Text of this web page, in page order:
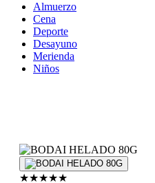
Almuerzo
Cena
Deporte
Desayuno
Merienda
Niños
★★★★★